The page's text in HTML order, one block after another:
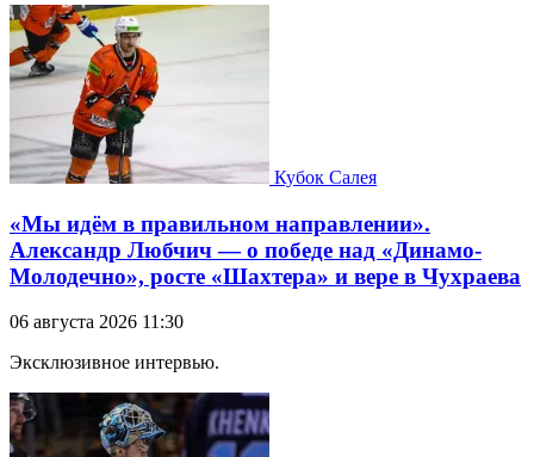
Кубок Салея
«Мы идём в правильном направлении».
Александр Любчич — о победе над «Динамо-
Молодечно», росте «Шахтера» и вере в Чухраева
06 августа 2026 11:30
Эксклюзивное интервью.